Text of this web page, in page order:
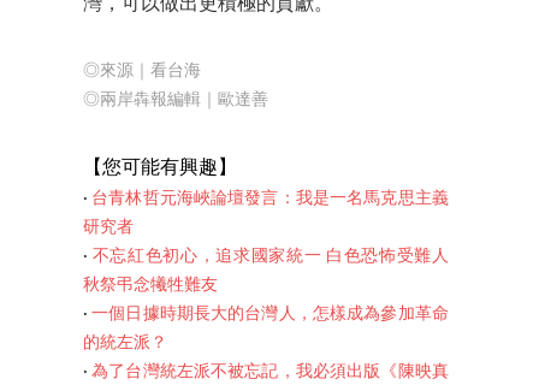
灣，可以做出更積極的貢獻。
◎來源｜看台海
◎兩岸犇報編輯｜歐達善
【您可能有興趣】
‧ 台青林哲元海峽論壇發言：我是一名馬克思主義
研究者
‧ 不忘紅色初心，追求國家統一 白色恐怖受難人
秋祭弔念犧牲難友
‧一個日據時期長大的台灣人，怎樣成為參加革命
的統左派？
‧為了台灣統左派不被忘記，我必須出版《陳映真